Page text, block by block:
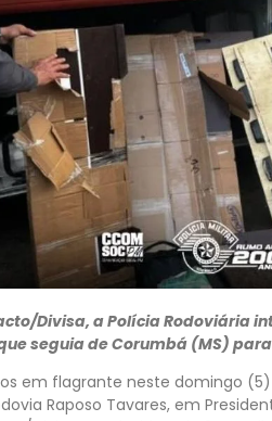
Divisa, a Polícia Rodoviária
seguia de Corumbá (MS)
em flagrante neste domingo
Raposo Tavares, em